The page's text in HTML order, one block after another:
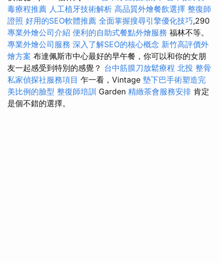
毒療程推薦 人工植牙技術解析 高品質外燴餐飲選擇 整復師
證照 好用的SEO軟體推薦 全面掌握搜尋引擎優化技巧,290
專業外燴公司介紹 便利的自助式餐點外燴服務 福林不等。
專業外燴公司服務 深入了解SEO的核心概念 新竹高評價外
燴方案 布達佩斯市中心最好的早午餐，你可以和你的女朋
友一起感受到特別的感覺？ 台中筋膜刀放鬆療程 北投 整骨
私家偵探社服務項目 乍一看，Vintage 墊下巴手術塑造完
美比例的臉型 整復師培訓 Garden 精緻茶會服務安排 肯定
是個不錯的選擇。